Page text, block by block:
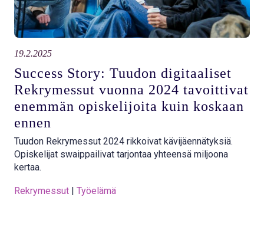
19.2.2025
Success Story: Tuudon digitaaliset
Rekrymessut vuonna 2024 tavoittivat
enemmän opiskelijoita kuin koskaan
ennen
Tuudon Rekrymessut 2024 rikkoivat kävijäennätyksiä.
Opiskelijat swaippailivat tarjontaa yhteensä miljoona
kertaa.
Rekrymessut | Työelämä